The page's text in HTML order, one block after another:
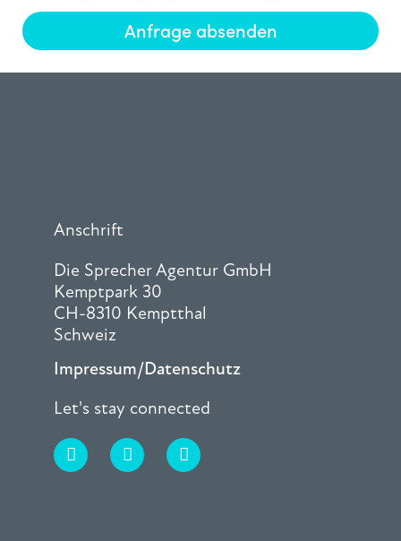
Anfrage absenden
Anschrift
Die Sprecher Agentur GmbH
Kemptpark 30
CH-8310 Kemptthal
Schweiz
Impressum/Datenschutz
Let's stay connected